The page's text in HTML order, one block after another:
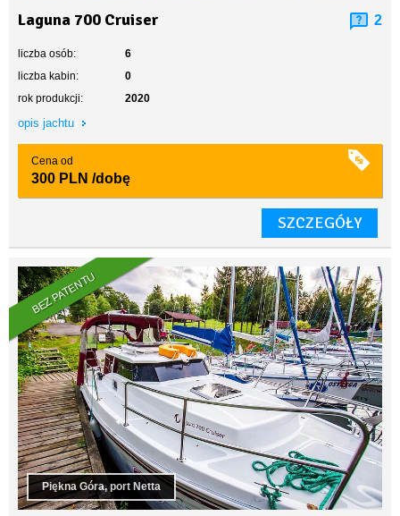
Laguna 700 Cruiser 2
liczba osób:
6
liczba kabin:
0
rok produkcji:
2020
opis jachtu
Cena od
300 PLN /dobę
SZCZEGÓŁY
BEZ PATENTU
Piękna Góra, port Netta